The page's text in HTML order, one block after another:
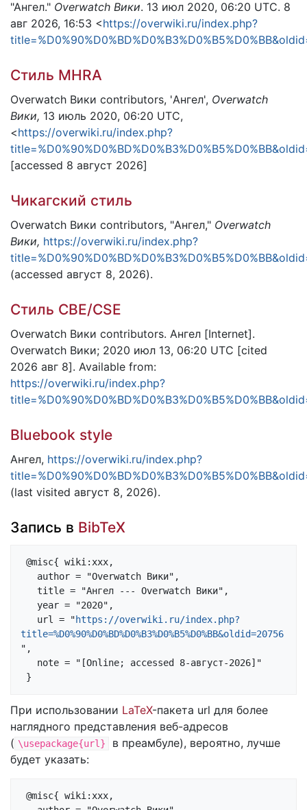
"Ангел." Overwatch Вики. 13 июл 2020, 06:20 UTC. 8
авг 2026, 16:53 <https://overwiki.ru/index.php?
Стиль MHRA
Overwatch Вики contributors, 'Ангел', Overwatch
Вики, 13 июль 2020, 06:20 UTC,
<https://overwiki.ru/index.php?
[accessed 8 август 2026]
Чикагский стиль
Overwatch Вики contributors, "Ангел," Overwatch
Вики, https://overwiki.ru/index.php?
(accessed август 8, 2026).
Стиль CBE/CSE
Overwatch Вики contributors. Ангел [Internet].
Overwatch Вики; 2020 июл 13, 06:20 UTC [cited
2026 авг 8]. Available from:
https://overwiki.ru/index.php?
Bluebook style
Ангел, https://overwiki.ru/index.php?
(last visited август 8, 2026).
Запись в BibTeX
   url = "
https://overwiki.ru/index.php?
title=%D0%90%D0%BD%D0%B3%D0%B5%D0%BB&oldid=20756
",
При использовании LaTeX-пакета url для более
наглядного представления веб-адресов
( \usepackage{url}
в преамбуле), вероятно, лучше
будет указать: